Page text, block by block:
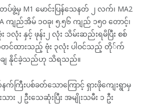
ဖွဲ့မှ M1 မောင်းပြန်သေနတ် ၂ လက်၊ MA2
ျည်အိမ် ၁ဝခု၊ ၅.၅၆ ကျည် ၁၅၀ တောင့်၊
၁လုံး နှင့် ဖုန်း၂ လုံး သိမ်းဆည်းရမိပြီး စစ်
င်ထားသည့် ဗုံး ၃လုံး ပါဝင်သည့် တို်က်
စ်ချ နိုင်ခဲ့သည်ဟု သိရသည်။
ကြီးပစ်ခတ်သောကြောင့် ရှားဖိုကျေးရွာမှ
း ၂ ဦးသေဆုံးပြီး အမျိုးသမီး ၁ ဦး